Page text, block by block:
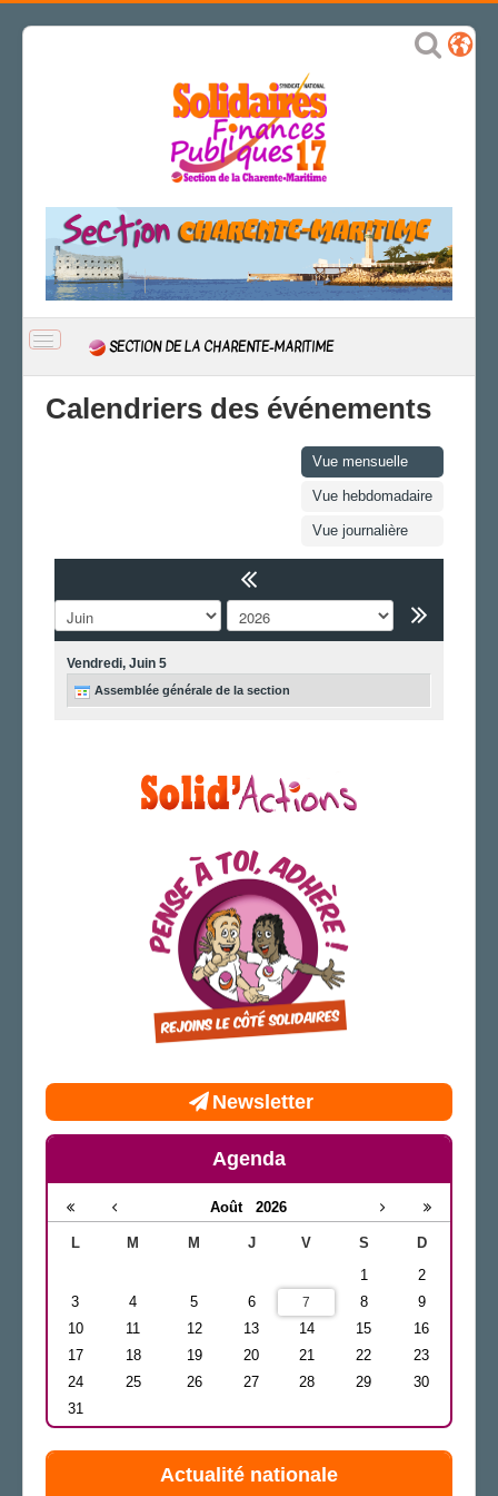
BASCULER
NAVIGATION
SECTION DE LA CHARENTE-MARITIME
LA PUCE À L'OREILLE
LA SECTION
AGENDA
Calendriers des événements
Vue mensuelle
Vue hebdomadaire
Vue journalière
Vendredi, Juin 5
Assemblée générale de la section
Newsletter
Agenda
Août 2026
L M M J V S
D
1
2
3
4 5 6 7 8
9
10
11 12 13 14 15
16
17
18 19 20 21 22
23
24
25 26 27 28 29
30
31
Actualité nationale